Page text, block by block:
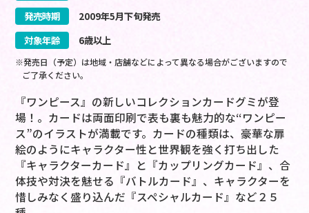
発売時期
2009年5月下旬発売
対象年齢
6歳以上
※発売日（予定）は地域・店舗などによって異なる場合がございますので
ご了承ください。
『ワンピース』の新しいコレクションカードグミが登
場！。カードは両面印刷で表も裏も魅力的な“ワンピー
ス”のイラストが満載です。カードの種類は、豪華な扉
絵のようにキャラクター性と世界観を強く打ち出した
『キャラクターカード』と『カップリングカード』、合
体技や対決を魅せる『バトルカード』、キャラクターを
惜しみなく盛り込んだ『スペシャルカード』など２５